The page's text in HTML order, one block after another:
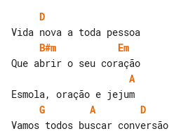
D
B#m
Em
A
G
A
D
Vamos todos buscar conversão